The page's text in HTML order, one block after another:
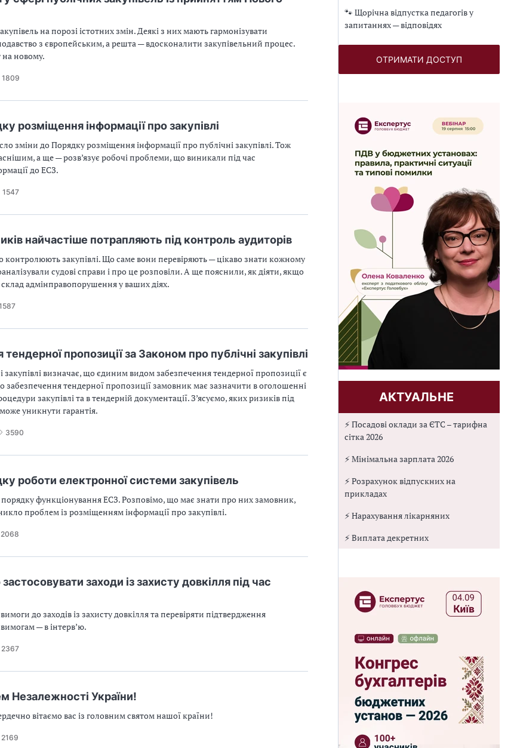
на порозі істотних змін. Деякі з них мають гармонізувати
з європейським, а решта — вдосконалити закупівельний процес.
на новому.
1809
розміщення інформації про закупівлі
зміни до Порядку розміщення інформації про публічні закупівлі. Тож
а ще — розв’язує робочі проблеми, що виникали під час
до ЕСЗ.
1547
найчастіше потрапляють під контроль аудиторів
контролюють закупівлі. Що саме вони перевіряють — цікаво знати кожному
судові справи і про це розповіли. А ще пояснили, як діяти, якщо
адмінправопорушення у ваших діях.
пропозиції за Законом про публічні закупівлі
закупівлі визначає, що єдиним видом забезпечення тендерної пропозиції є
забезпечення тендерної пропозиції замовник має зазначити в оголошенні
закупівлі та в тендерній документації. З’ясуємо, яких ризиків під
уникнути гарантія.
3590
роботи електронної системи закупівель
порядку функціонування ЕСЗ. Розповімо, що має знати про них замовник,
проблем із розміщенням інформації про закупівлі.
2068
заходи із захисту довкілля під час
до заходів із захисту довкілля та перевіряти підтвердження
— в інтерв’ю.
2367
Незалежності України!
вітаємо вас із головним святом нашої країни!
2169
🐾 Щорічна відпустка педагогів у
запитаннях — відповідях
ОТРИМАТИ ДОСТУП
АКТУАЛЬНЕ
⚡ Посадові оклади за ЄТС – тарифна
сітка 2026
⚡ Мінімальна зарплата 2026
⚡ Розрахунок відпускних на
прикладах
⚡ Нарахування лікарняних
⚡ Виплата декретних